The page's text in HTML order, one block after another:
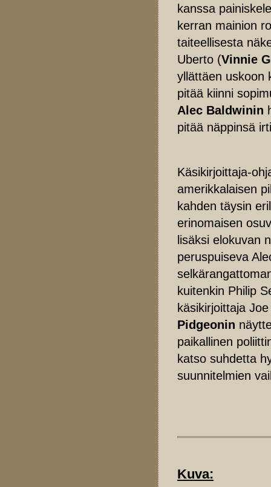
kanssa
kerran mainion
taiteellisesta
Uberto (Vinnie
yllättäen uskoon
pitää kiinni
Alec Baldwinin
pitää näppinsä
Käsikirjoittaja-
amerikkalaisen
kahden täysin
erinomaisen
lisäksi elokuvan
peruspuiseva
kuitenkin Philip
käsikirjoittaja
Pidgeonin
paikallinen
katso suhdetta
suunnitelmien
Kuva: